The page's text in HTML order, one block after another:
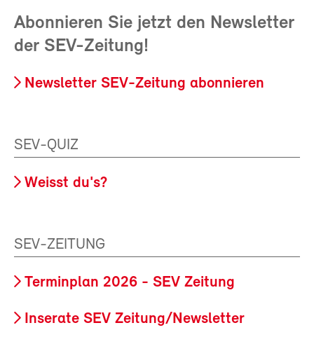
Abonnieren Sie jetzt den Newsletter
der SEV-Zeitung!
Newsletter SEV-Zeitung abonnieren
SEV-QUIZ
Weisst du's?
SEV-ZEITUNG
Terminplan 2026 - SEV Zeitung
Inserate SEV Zeitung/Newsletter